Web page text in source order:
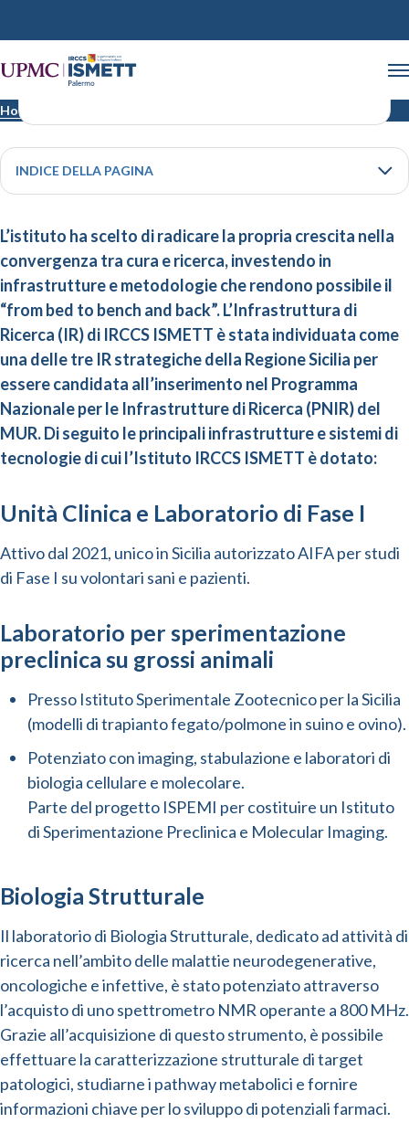
Home
Infrastrutture di ricerca
INDICE DELLA PAGINA
L’istituto ha scelto di radicare la propria crescita nella
convergenza tra cura e ricerca, investendo in
infrastrutture e metodologie che rendono possibile il
“from bed to bench and back”. L’Infrastruttura di
Ricerca (IR) di IRCCS ISMETT è stata individuata come
una delle tre IR strategiche della Regione Sicilia per
essere candidata all’inserimento nel Programma
Nazionale per le Infrastrutture di Ricerca (PNIR) del
MUR. Di seguito le principali infrastrutture e sistemi di
tecnologie di cui l’Istituto IRCCS ISMETT è dotato:
Unità Clinica e Laboratorio di Fase I
Attivo dal 2021, unico in Sicilia autorizzato AIFA per studi
di Fase I su volontari sani e pazienti.
Laboratorio per sperimentazione
preclinica su grossi animali
Presso Istituto Sperimentale Zootecnico per la Sicilia
(modelli di trapianto fegato/polmone in suino e ovino).
Potenziato con imaging, stabulazione e laboratori di
biologia cellulare e molecolare.
Parte del progetto ISPEMI per costituire un Istituto
di Sperimentazione Preclinica e Molecular Imaging.
Biologia Strutturale
Il laboratorio di Biologia Strutturale, dedicato ad attività di
ricerca nell’ambito delle malattie neurodegenerative,
oncologiche e infettive, è stato potenziato attraverso
l’acquisto di uno spettrometro NMR operante a 800 MHz.
Grazie all’acquisizione di questo strumento, è possibile
effettuare la caratterizzazione strutturale di target
patologici, studiarne i pathway metabolici e fornire
informazioni chiave per lo sviluppo di potenziali farmaci.